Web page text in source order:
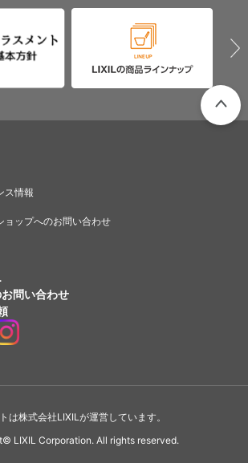
ス情報
ョップへのお問い合わせ
問い合わせ
は株式会社LIXILが運営しています。
LIXIL Corporation. All rights reserved.